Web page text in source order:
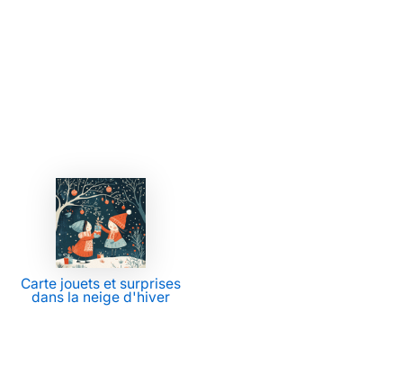
Carte jouets et surprises
dans la neige d'hiver